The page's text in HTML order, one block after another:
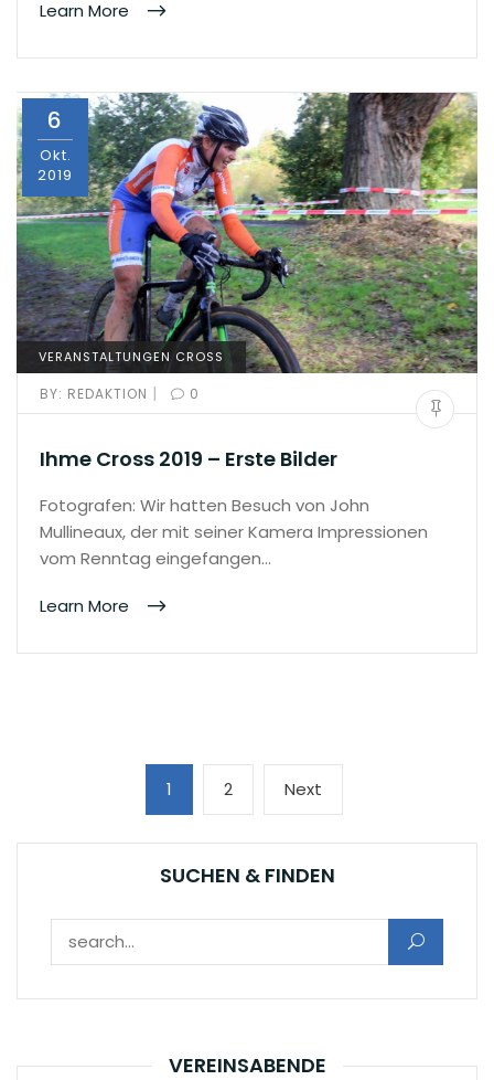
Learn More
6
Okt.
2019
VERANSTALTUNGEN CROSS
BY: REDAKTION | 0
Ihme Cross 2019 – Erste Bilder
Fotografen: Wir hatten Besuch von John
Mullineaux, der mit seiner Kamera Impressionen
vom Renntag eingefangen…
Learn More
Seitennummerierung
Page
1 Page
2 Next
page
SUCHEN & FINDEN
VEREINSABENDE